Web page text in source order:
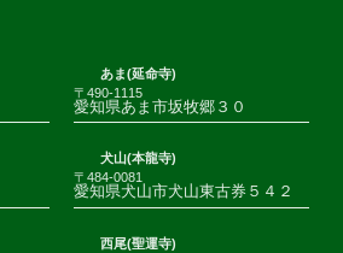
あま(延命寺)
〒490-1115
愛知県あま市坂牧郷３０
犬山(本龍寺)
〒484-0081
愛知県犬山市犬山東古券５４２
西尾(聖運寺)